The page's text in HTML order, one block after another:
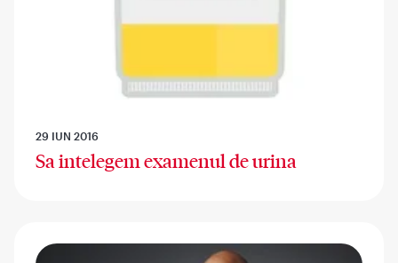
29 IUN 2016
Sa intelegem examenul de urina